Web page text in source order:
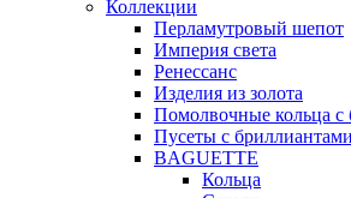
Коллекции
Перламутровый шепот
Империя света
Ренессанс
Изделия из золота
Помолвочные кольца с
Пусеты с бриллиантами
BAGUETTE
Кольца